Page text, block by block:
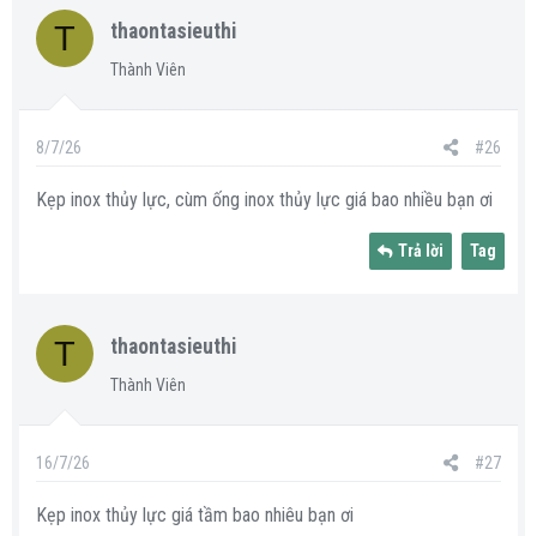
T thaontasieuthi
Thành Viên
8/7/26 #26
Kẹp inox thủy lực, cùm ống inox thủy lực giá bao nhiều bạn ơi
Trả lời Tag
T thaontasieuthi
Thành Viên
16/7/26 #27
Kẹp inox thủy lực giá tầm bao nhiêu bạn ơi